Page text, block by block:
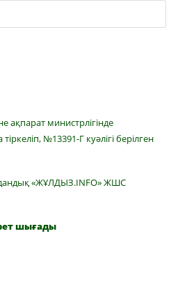
ақпарат министрлігінде
№13391-Г куәлігі берілген
«ЖҰЛДЫЗ.INFO» ЖШС
шығады